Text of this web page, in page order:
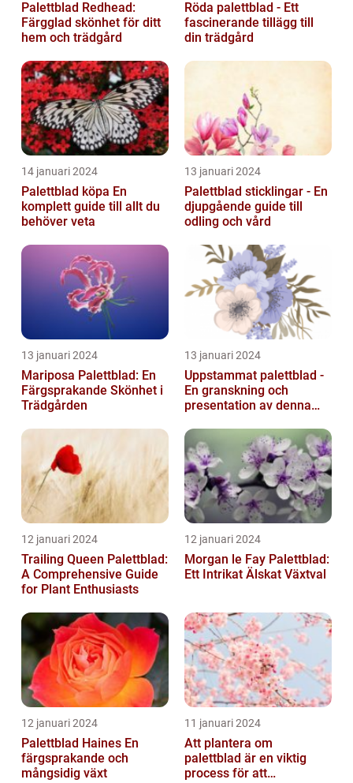
Palettblad Redhead:
Färgglad skönhet för ditt
hem och trädgård
Röda palettblad - Ett
fascinerande tillägg till
din trädgård
14 januari 2024
Palettblad köpa En
komplett guide till allt du
behöver veta
13 januari 2024
Palettblad sticklingar - En
djupgående guide till
odling och vård
13 januari 2024
Mariposa Palettblad: En
Färgsprakande Skönhet i
Trädgården
13 januari 2024
Uppstammat palettblad -
En granskning och
presentation av denna
12 januari 2024
Trailing Queen Palettblad:
A Comprehensive Guide
for Plant Enthusiasts
12 januari 2024
Morgan le Fay Palettblad:
Ett Intrikat Älskat Växtval
12 januari 2024
Palettblad Haines En
färgsprakande och
mångsidig växt
11 januari 2024
Att plantera om
palettblad är en viktig
process för att